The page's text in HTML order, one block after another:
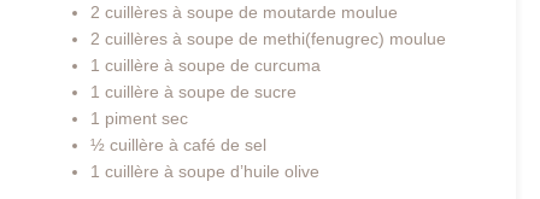
2 cuillères à soupe de moutarde moulue
2 cuillères à soupe de methi(fenugrec) moulue
1 cuillère à soupe de curcuma
1 cuillère à soupe de sucre
1 piment sec
½ cuillère à café de sel
1 cuillère à soupe d’huile olive